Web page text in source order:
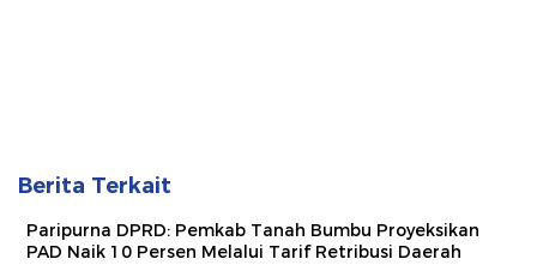
Berita Terkait
Paripurna DPRD: Pemkab Tanah Bumbu Proyeksikan
PAD Naik 10 Persen Melalui Tarif Retribusi Daerah